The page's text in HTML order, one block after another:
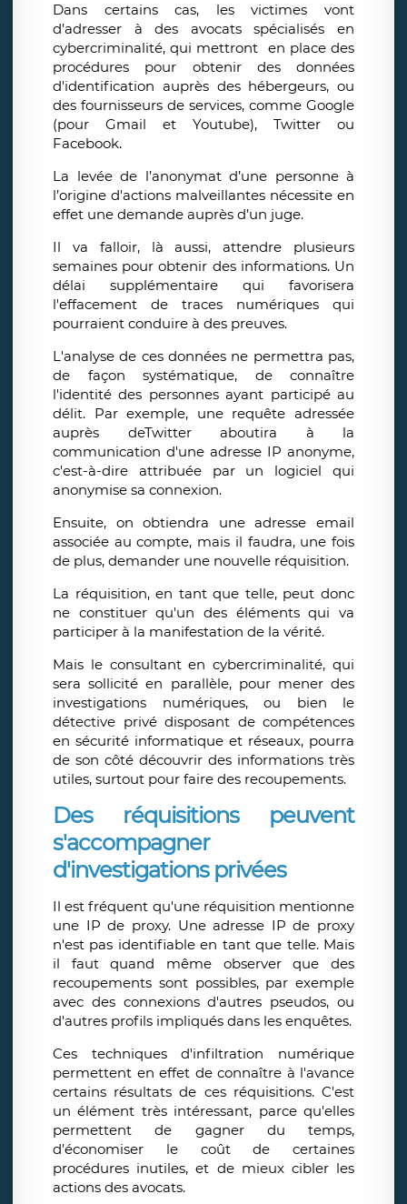
Dans certains cas, les victimes vont
d'adresser à des avocats spécialisés en
cybercriminalité, qui mettront en place des
procédures pour obtenir des données
d'identification auprès des hébergeurs, ou
des fournisseurs de services, comme Google
(pour Gmail et Youtube), Twitter ou
Facebook.
La levée de l’anonymat d’une personne à
l’origine d'actions malveillantes nécessite en
effet une demande auprès d’un juge.
Il va falloir, là aussi, attendre plusieurs
semaines pour obtenir des informations. Un
délai supplémentaire qui favorisera
l'effacement de traces numériques qui
pourraient conduire à des preuves.
L'analyse de ces données ne permettra pas,
de façon systématique, de connaître
l'identité des personnes ayant participé au
délit. Par exemple, une requête adressée
auprès deTwitter aboutira à la
communication d'une adresse IP anonyme,
c'est-à-dire attribuée par un logiciel qui
anonymise sa connexion.
Ensuite, on obtiendra une adresse email
associée au compte, mais il faudra, une fois
de plus, demander une nouvelle réquisition.
La réquisition, en tant que telle, peut donc
ne constituer qu'un des éléments qui va
participer à la manifestation de la vérité.
Mais le consultant en cybercriminalité, qui
sera sollicité en parallèle, pour mener des
investigations numériques, ou bien le
détective privé disposant de compétences
en sécurité informatique et réseaux, pourra
de son côté découvrir des informations très
utiles, surtout pour faire des recoupements.
Des réquisitions peuvent
s'accompagner
d'investigations privées
Il est fréquent qu'une réquisition mentionne
une IP de proxy. Une adresse IP de proxy
n'est pas identifiable en tant que telle. Mais
il faut quand même observer que des
recoupements sont possibles, par exemple
avec des connexions d'autres pseudos, ou
d'autres profils impliqués dans les enquêtes.
Ces techniques d'infiltration numérique
permettent en effet de connaître à l'avance
certains résultats de ces réquisitions. C'est
un élément très intéressant, parce qu'elles
permettent de gagner du temps,
d'économiser le coût de certaines
procédures inutiles, et de mieux cibler les
actions des avocats.